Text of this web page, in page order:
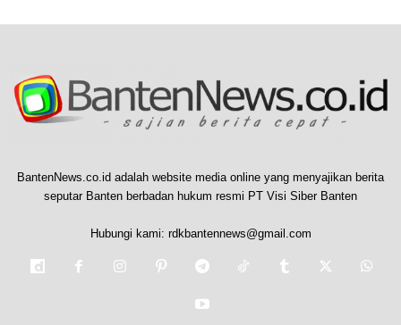
BantenNews.co.id adalah website media online yang menyajikan berita
seputar Banten berbadan hukum resmi PT Visi Siber Banten
Hubungi kami: rdkbantennews@gmail.com